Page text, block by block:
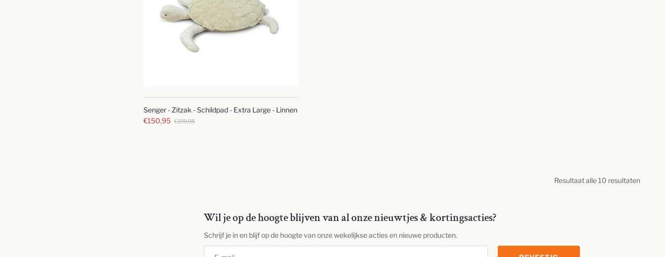
Senger - Zitzak - Schildpad - Extra Large - Linnen
€150,95 €199,95
Resultaat alle 10 resultaten
Wil je op de hoogte blijven van al onze nieuwtjes & kortingsacties?
Schrijf je in en blijf op de hoogte van onze wekelijkse acties en nieuwe producten.